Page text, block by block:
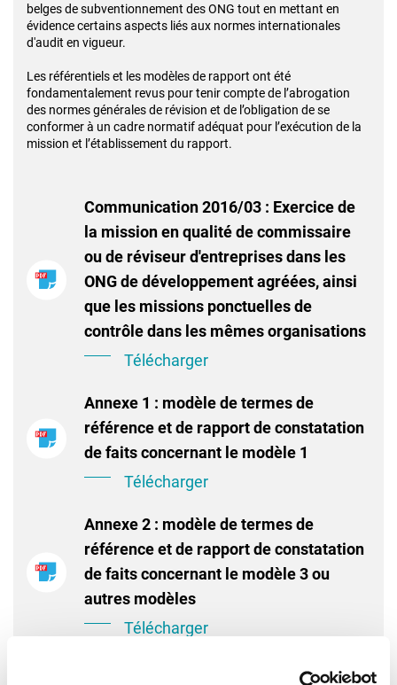
belges de subventionnement des ONG tout en mettant en
évidence certains aspects liés aux normes internationales
d'audit en vigueur.
Les référentiels et les modèles de rapport ont été
fondamentalement revus pour tenir compte de l’abrogation
des normes générales de révision et de l’obligation de se
conformer à un cadre normatif adéquat pour l’exécution de la
mission et l’établissement du rapport.
Communication 2016/03 : Exercice de
la mission en qualité de commissaire
ou de réviseur d'entreprises dans les
ONG de développement agréées, ainsi
que les missions ponctuelles de
contrôle dans les mêmes organisations
Télécharger
Annexe 1 : modèle de termes de
référence et de rapport de constatation
de faits concernant le modèle 1
Télécharger
Annexe 2 : modèle de termes de
référence et de rapport de constatation
de faits concernant le modèle 3 ou
autres modèles
Télécharger